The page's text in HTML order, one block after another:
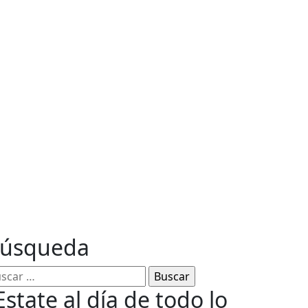
al día de todo lo